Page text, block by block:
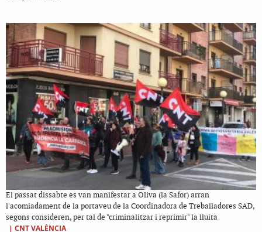
El passat dissabte es van manifestar a Oliva (la Safor) arran
l'acomiadament de la portaveu de la Coordinadora de Treballadores SAD,
segons consideren, per tal de "criminalitzar i reprimir" la lluita
| CNT VALÈNCIA